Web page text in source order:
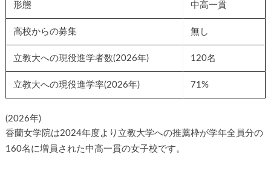
形態 中高一貫
高校からの募集 無し
立教大への現役進学者数(2026年) 120名
立教大への現役進学率(2026年) 71%
(2026年)
香蘭女学院は2024年度より立教大学への推薦枠が学年全員分の
160名に増員された中高一貫の女子校です。